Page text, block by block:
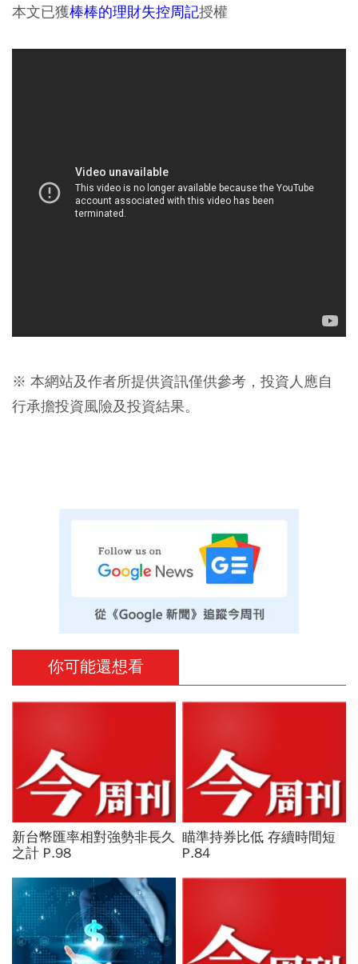
本文已獲棒棒的理財失控周記授權
※ 本網站及作者所提供資訊僅供參考，投資人應自
行承擔投資風險及投資結果。
你可能還想看
新台幣匯率相對強勢非長久
之計 P.98
瞄準持券比低 存續時間短
P.84